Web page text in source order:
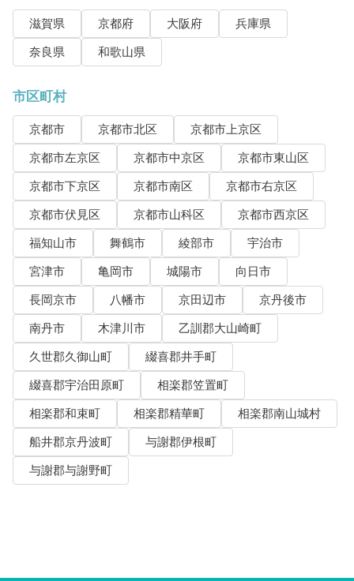
滋賀県 京都府 大阪府
兵庫県
奈良県
和歌山県
市区町村
京都市 京都市北区
京都市上京区
京都市左京区
京都市中京区
京都市東山区
京都市下京区
京都市南区
京都市右京区
京都市伏見区
京都市山科区
京都市西京区
福知山市
舞鶴市 綾部市
宇治市
宮津市
亀岡市 城陽市
向日市
長岡京市
八幡市 京田辺市
京丹後市
南丹市
木津川市
乙訓郡大山崎町
久世郡久御山町
綴喜郡井手町
綴喜郡宇治田原町
相楽郡笠置町
相楽郡和束町
相楽郡精華町
相楽郡南山城村
船井郡京丹波町
与謝郡伊根町
与謝郡与謝野町